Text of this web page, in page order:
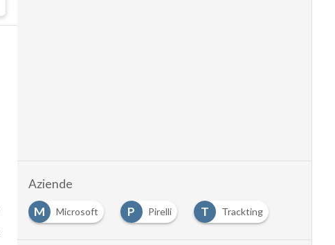
Aziende
M
Microsoft P Pirelli T Trackting